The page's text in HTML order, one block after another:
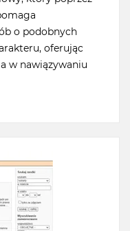
o podobnych
oferując
w nawiązywaniu